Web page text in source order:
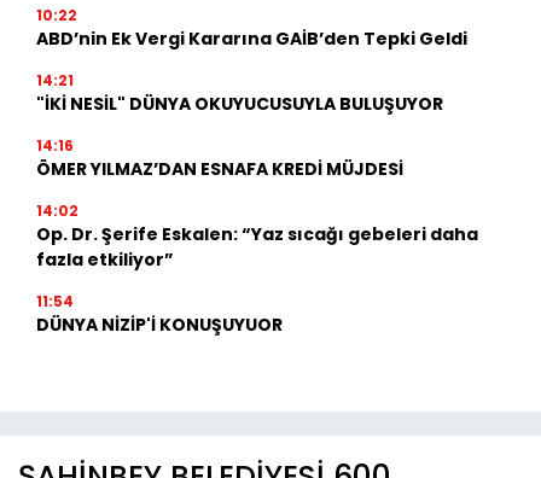
10:22
ABD’nin Ek Vergi Kararına GAİB’den Tepki Geldi
14:21
"İKİ NESİL" DÜNYA OKUYUCUSUYLA BULUŞUYOR
14:16
ÖMER YILMAZ’DAN ESNAFA KREDİ MÜJDESİ
14:02
Op. Dr. Şerife Eskalen: “Yaz sıcağı gebeleri daha
fazla etkiliyor”
11:54
DÜNYA NİZİP'İ KONUŞUYUOR